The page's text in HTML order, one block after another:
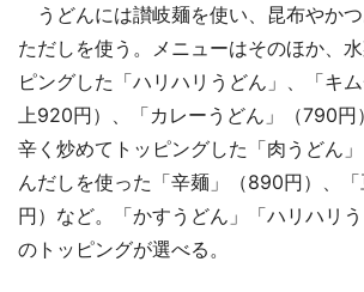
うどんには讃岐麺を使い、昆布やか
ただしを使う。メニューはそのほか、
ピングした「ハリハリうどん」、「キ
上920円）、「カレーうどん」（790
辛く炒めてトッピングした「肉うどん
んだしを使った「辛麺」（890円）、
円）など。「かすうどん」「ハリハリ
のトッピングが選べる。